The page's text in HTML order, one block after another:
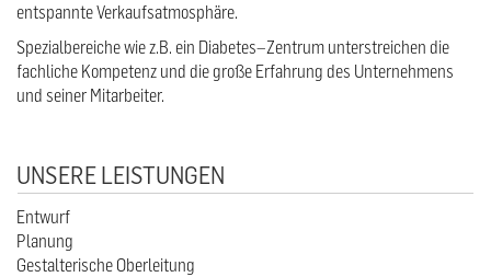
entspannte Verkaufsatmosphäre.
Spezialbereiche wie z.B. ein Diabetes–Zentrum unterstreichen die
fachliche Kompetenz und die große Erfahrung des Unternehmens
und seiner Mitarbeiter.
UNSERE LEISTUNGEN
Entwurf
Planung
Gestalterische Oberleitung